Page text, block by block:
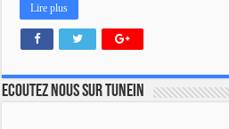
Lire plus
Ecoutez nous sur TuneIn